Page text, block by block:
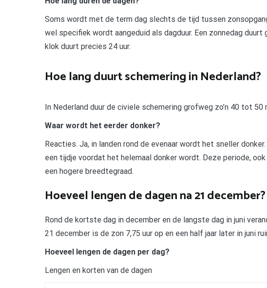
Soms wordt met de term dag slechts de tijd tussen
wel specifiek wordt aangeduid als dagduur. Een zonnedag duurt
klok duurt precies 24 uur.
Hoe lang duurt schemering in Nederland?
In Nederland duur de civiele schemering grofweg zo’n 40 tot 50
Waar wordt het eerder donker?
Reacties. Ja, in landen rond de evenaar wordt het sneller
een tijdje voordat het helemaal donker wordt. Deze periode,
een hogere breedtegraad.
Hoeveel lengen de dagen na 21 december?
Rond de kortste dag in december en de langste dag in juni
21 december is de zon 7,75 uur op en een half jaar later in juni
Hoeveel lengen de dagen per dag?
Lengen en korten van de dagen